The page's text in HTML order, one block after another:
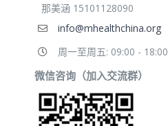
那美涵 15101128090
info@mhealthchina.org
周一至周五: 09:00 - 18:00
微信咨询（加入交流群）